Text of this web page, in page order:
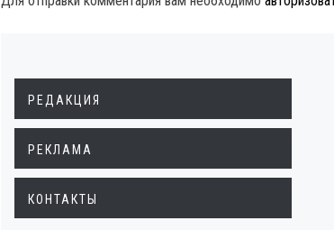
РЕДАКЦИЯ
РЕКЛАМА
КОНТАКТЫ